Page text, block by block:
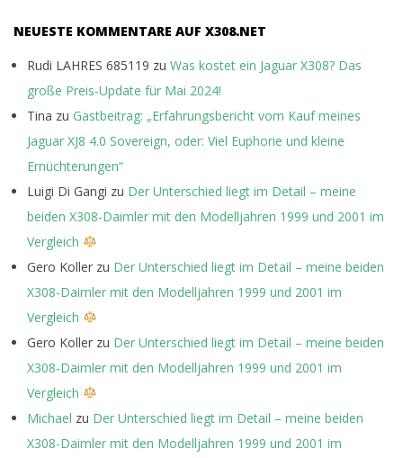
NEUESTE KOMMENTARE AUF X308.NET
Rudi LAHRES 685119 zu Was kostet ein Jaguar X308? Das
große Preis-Update für Mai 2024!
Tina zu Gastbeitrag: „Erfahrungsbericht vom Kauf meines
Jaguar XJ8 4.0 Sovereign, oder: Viel Euphorie und kleine
Ernüchterungen“
Luigi Di Gangi zu Der Unterschied liegt im Detail – meine
beiden X308-Daimler mit den Modelljahren 1999 und 2001 im
Vergleich
Gero Koller zu Der Unterschied liegt im Detail – meine beiden
X308-Daimler mit den Modelljahren 1999 und 2001 im
Vergleich
Gero Koller zu Der Unterschied liegt im Detail – meine beiden
X308-Daimler mit den Modelljahren 1999 und 2001 im
Vergleich
Michael zu Der Unterschied liegt im Detail – meine beiden
X308-Daimler mit den Modelljahren 1999 und 2001 im